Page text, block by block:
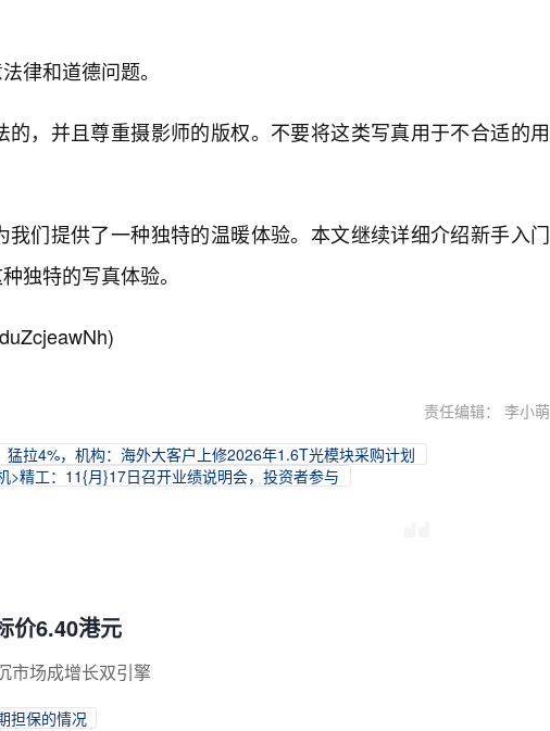
律和道德问题。
，并且尊重摄影师的版权。不要将这类写真用于不合适的用
们提供了一种独特的温暖体验。本文继续详细介绍新手入门
独特的写真体验。
责任编辑： 李小萌
拉4%，机构：海外大客户上修2026年1.6T光模块采购计划
>精工：11{月}17日召开业绩说明会，投资者参与
价6.40港元
市场成增长双引擎
担保的情况